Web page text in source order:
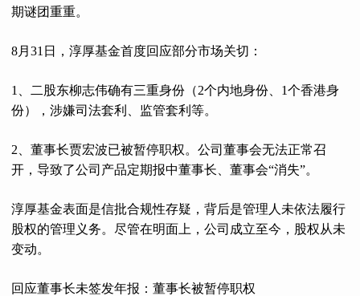
期谜团重重。
8月31日，淳厚基金首度回应部分市场关切：
1、二股东柳志伟确有三重身份（2个内地身份、1个香港身
份），涉嫌司法套利、监管套利等。
2、董事长贾宏波已被暂停职权。公司董事会无法正常召
开，导致了公司产品定期报中董事长、董事会“消失”。
淳厚基金表面是信批合规性存疑，背后是管理人未依法履行
股权的管理义务。尽管在明面上，公司成立至今，股权从未
变动。
回应董事长未签发年报：董事长被暂停职权